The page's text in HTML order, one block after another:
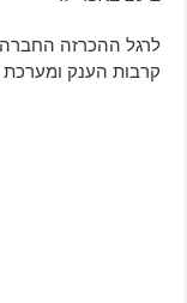
לרגל ההכרזה
קרבות הענק